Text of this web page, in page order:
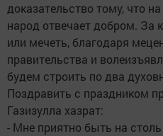
доказательство тому, что
народ отвечает добром.
или мечеть, благодаря
правительства и
будем строить по два
Поздравить с праздником
Газизулла хазрат:
- Мне приятно быть на